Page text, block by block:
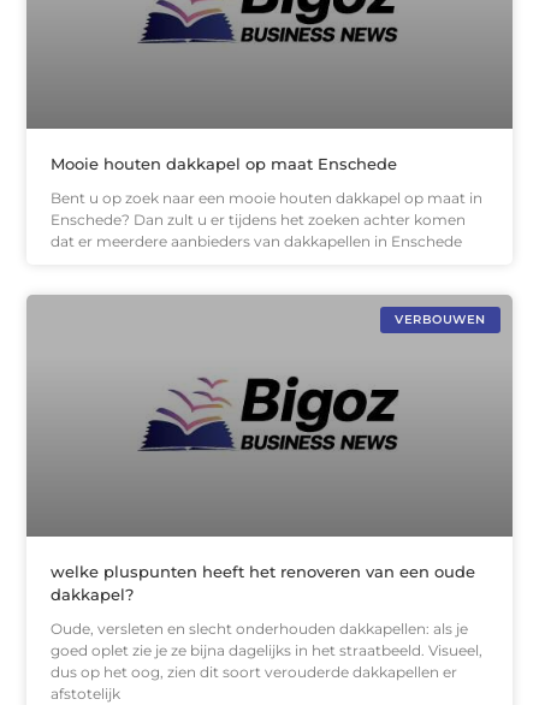
Mooie houten dakkapel op maat Enschede
Bent u op zoek naar een mooie houten dakkapel op maat in
Enschede? Dan zult u er tijdens het zoeken achter komen
dat er meerdere aanbieders van dakkapellen in Enschede
VERBOUWEN
welke pluspunten heeft het renoveren van een oude
dakkapel?
Oude, versleten en slecht onderhouden dakkapellen: als je
goed oplet zie je ze bijna dagelijks in het straatbeeld. Visueel,
dus op het oog, zien dit soort verouderde dakkapellen er
afstotelijk